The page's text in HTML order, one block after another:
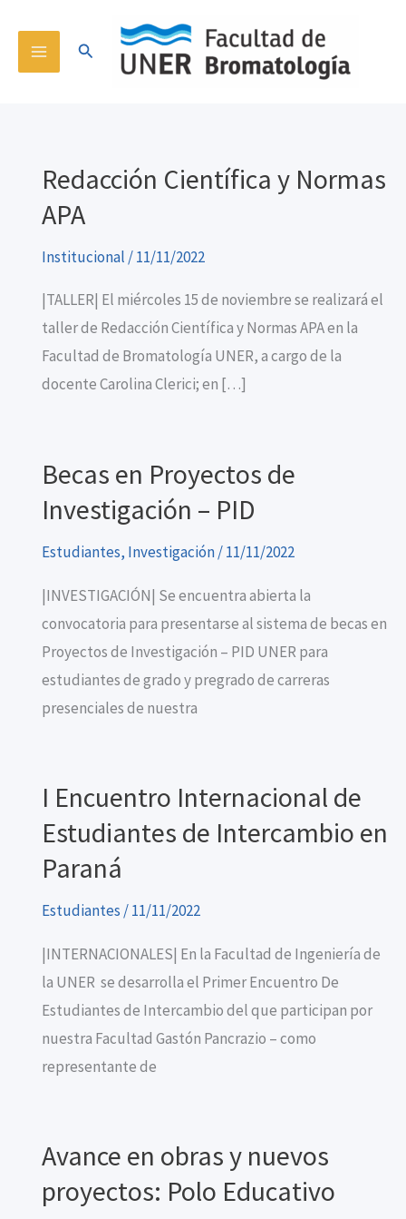
contenido
Buscar
Redacción Científica y Normas
APA
Institucional /11/11/2022
|TALLER| El miércoles 15 de noviembre se realizará el
taller de Redacción Científica y Normas APA en la
Facultad de Bromatología UNER, a cargo de la
docente Carolina Clerici; en […]
Becas en Proyectos de
Investigación – PID
Estudiantes, Investigación/11/11/2022
|INVESTIGACIÓN| Se encuentra abierta la
convocatoria para presentarse al sistema de becas en
Proyectos de Investigación – PID UNER para
estudiantes de grado y pregrado de carreras
presenciales de nuestra
I Encuentro Internacional de
Estudiantes de Intercambio en
Paraná
Estudiantes /11/11/2022
|INTERNACIONALES| En la Facultad de Ingeniería de
la UNER se desarrolla el Primer Encuentro De
Estudiantes de Intercambio del que participan por
nuestra Facultad Gastón Pancrazio – como
representante de
Avance en obras y nuevos
proyectos: Polo Educativo